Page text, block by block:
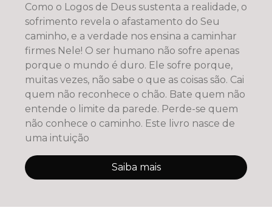
Como o Logos de Deus sustenta a realidade, o
sofrimento revela o afastamento do Seu
caminho, e a verdade nos ensina a caminhar
firmes Nele! O ser humano não sofre apenas
porque o mundo é duro. Ele sofre porque,
muitas vezes, não sabe o que as coisas são. Cai
quem não reconhece o chão. Bate quem não
entende o limite da parede. Perde-se quem
não conhece o caminho. Este livro nasce de
uma intuição
Saiba mais